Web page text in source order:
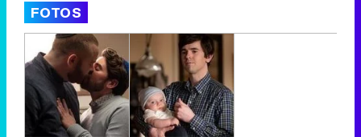
FOTOS